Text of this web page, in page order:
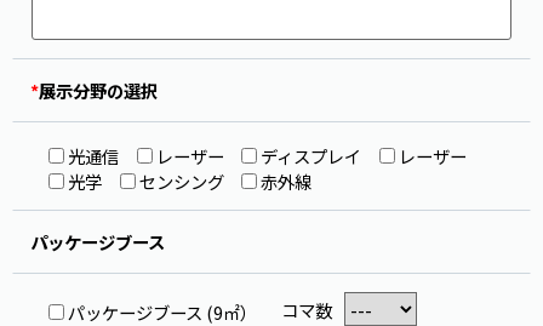
*展示分野の選択
光通信 レーザー ディスプレイ
レーザー
光学
センシング 赤外線
パッケージブース
パッケージブース (9㎡）
コマ数